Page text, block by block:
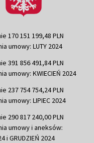
170 151 199,48 PLN
umowy: LUTY 2024
391 856 491,84 PLN
umowy: KWIECIEŃ 2024
237 754 754,24 PLN
umowy: LIPIEC 2024
290 817 240,00 PLN
umowy i aneksów:
i GRUDZIEŃ 2024